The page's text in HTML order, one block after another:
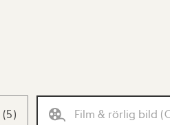
(5) Film & rörlig bild (